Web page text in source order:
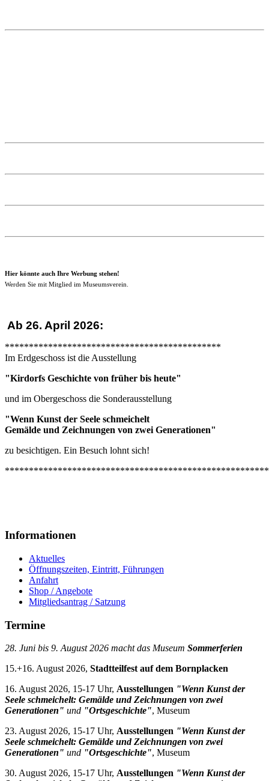
Hier könnte auch Ihre Werbung stehen!
Werden Sie mit Mitglied im Museumsverein.
Ab 26. April 2026:
*********************************************
Im Erdgeschoss ist die Ausstellung
"Kirdorfs Geschichte von früher bis heute"
und im Obergeschoss die Sonderausstellung
"Wenn Kunst der Seele schmeichelt
Gemälde und Zeichnungen von zwei Generationen"
zu besichtigen. Ein Besuch lohnt sich!
Informationen
Aktuelles
Öffnungszeiten, Eintritt, Führungen
Anfahrt
Shop / Angebote
Mitgliedsantrag / Satzung
Termine
28. Juni bis 9. August 2026 macht das Museum Sommerferien
15.+16. August 2026, Stadtteilfest auf dem Bornplacken
16. August 2026, 15-17 Uhr, Ausstellungen "Wenn Kunst der
Seele schmeichelt: Gemälde und Zeichnungen von zwei
Generationen" und "Ortsgeschichte", Museum
23. August 2026, 15-17 Uhr, Ausstellungen "Wenn Kunst der
Seele schmeichelt: Gemälde und Zeichnungen von zwei
Generationen" und "Ortsgeschichte", Museum
30. August 2026, 15-17 Uhr, Ausstellungen "Wenn Kunst der